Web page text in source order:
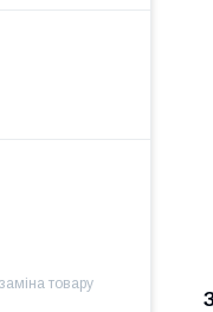
товару